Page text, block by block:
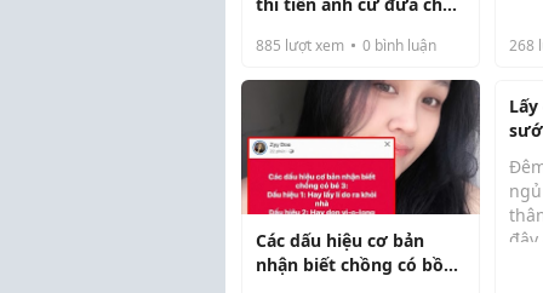
885 lượt xem 0 bình luận
trời
268
Các dấu hiệu cơ bản
nhận biết chồng có bồ